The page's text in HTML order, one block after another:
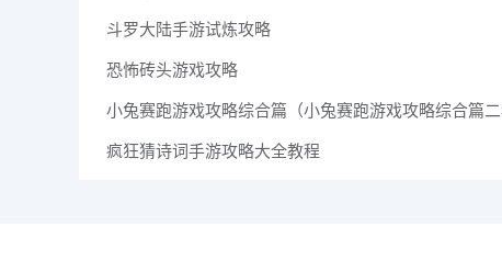
斗罗大陆手游试炼攻略
恐怖砖头游戏攻略
疯狂猜诗词手游攻略大全教程